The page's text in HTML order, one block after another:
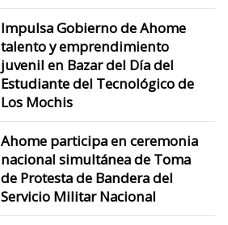
Impulsa Gobierno de Ahome
talento y emprendimiento
juvenil en Bazar del Día del
Estudiante del Tecnológico de
Los Mochis
Ahome participa en ceremonia
nacional simultánea de Toma
de Protesta de Bandera del
Servicio Militar Nacional